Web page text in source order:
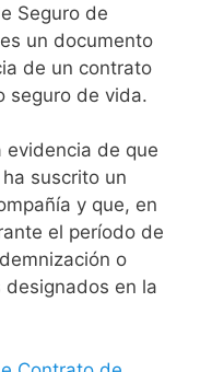
Seguro de
un documento
de un contrato
seguro de vida.
evidencia de que
suscrito un
y que, en
el período de
o
en la